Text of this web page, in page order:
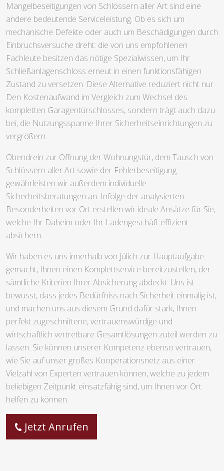
Mangelbeseitigungen von Schlössern aller Art sind eine
andere bedeutende Serviceleistung. Ob es sich um
mechanische Defekte oder auch um Beschädigungen durch
Einbruchsversuche dreht: die von uns empfohlenen
Fachleute besitzen das nötige Spezialwissen, um Ihr
Schließanlagenschloss erneut in einen funktionsfähigen
Zustand zu versetzen. Diese Alternative reduziert nicht nur
Den Kostenaufwand im Vergleich zum Wechsel des
kompletten Garagentürschlosses, sondern trägt auch dazu
bei, die Nutzungsspanne Ihrer Sicherheitseinrichtungen zu
vergrößern.
Obendrein zur Öffnung der Wohnungstür, dem Tausch von
Schlössern aller Art sowie der Fehlerbeseitigung
gewährleisten wir außerdem individuelle
Sicherheitsberatungen an. Infolge der analysierten
Besonderheiten vor Ort erstellen wir ideale Ansätze für Sie,
welche Ihr Daheim oder Ihr Ladengeschäft effizient
absichern.
Wir haben es uns innerhalb von Jülich zur Hauptaufgabe
gemacht, Ihnen einen Komplettservice bereitzustellen, der
sämtliche Kriterien Ihrer Absicherung abdeckt. Uns ist
bewusst, dass jedes Bedürfniss nach Sicherheit einmalig ist,
und machen uns aus diesem Grund dafür stark, Ihnen
perfekt zugeschnittene, vertrauenswürdige und
wirtschaftlich vertretbare Gesamtlösungen zuteil werden zu
lassen. Sie können unserer Kompetenz ebenso vertrauen,
wie Sie auf unser großes Kooperationsnetz aus einer
Vielzahl von Experten vertrauen können, welche zu jedem
beliebigen Zeitpunkt einsatzfähig sind, um Ihnen vor Ort
helfen zu können.
Jetzt Anrufen